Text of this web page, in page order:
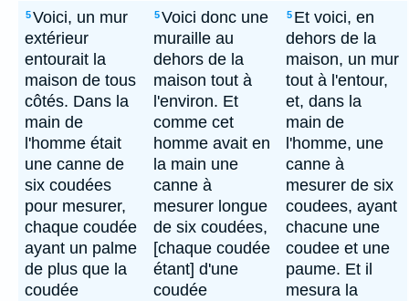
5Voici, un mur
extérieur
entourait la
maison de tous
côtés. Dans la
main de
l'homme était
une canne de
six coudées
pour mesurer,
chaque coudée
ayant un palme
de plus que la
coudée
5Voici donc une
muraille au
dehors de la
maison tout à
l'environ. Et
comme cet
homme avait en
la main une
canne à
mesurer longue
de six coudées,
[chaque coudée
étant] d'une
coudée
5 Et voici, en
dehors de la
maison, un mur
tout à l'entour,
et, dans la
main de
l'homme, une
canne à
mesurer de six
coudees, ayant
chacune une
coudee et une
paume. Et il
mesura la